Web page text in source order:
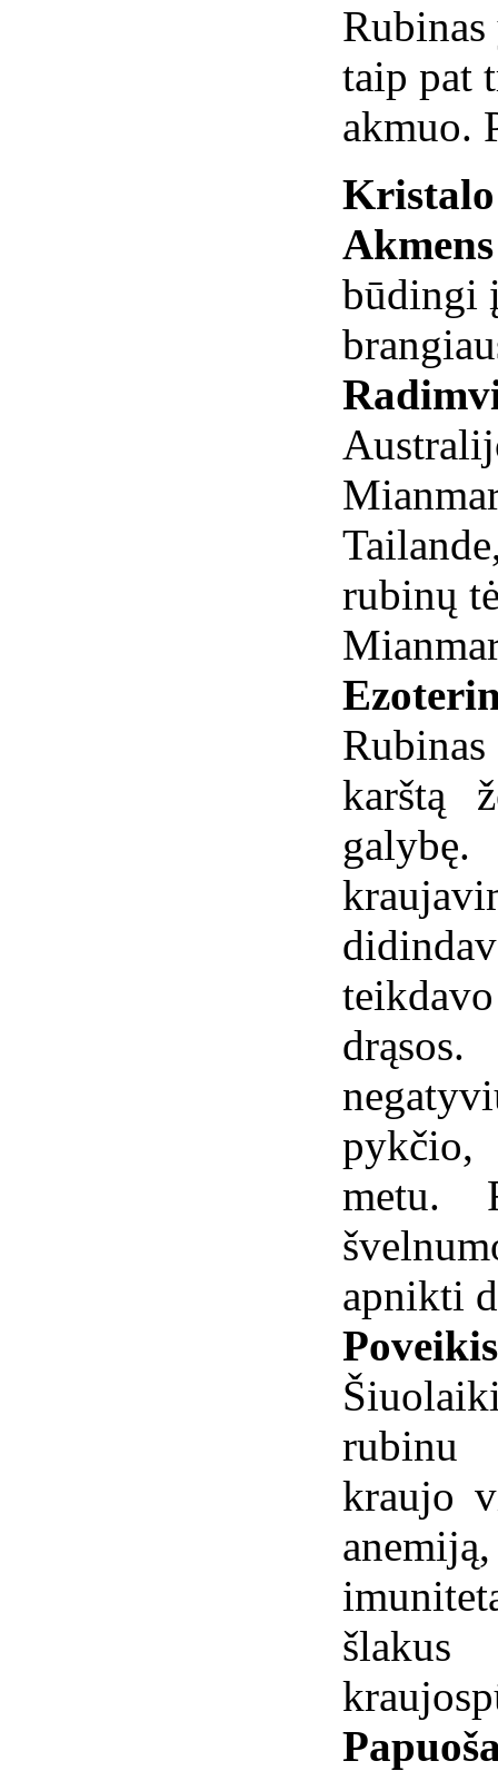
taip pat
akmuo.
būdingi
rubinų
karštą
metu.
apnikti
rubinu
kraujo